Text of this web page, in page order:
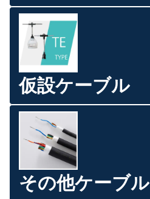
仮設ケーブル
その他ケーブル